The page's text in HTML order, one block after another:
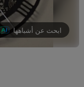
ابحث عن أشباهها